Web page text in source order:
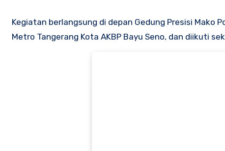
Kegiatan berlangsung di depan Gedung Presisi Mako
Metro Tangerang Kota AKBP Bayu Seno, dan diikuti